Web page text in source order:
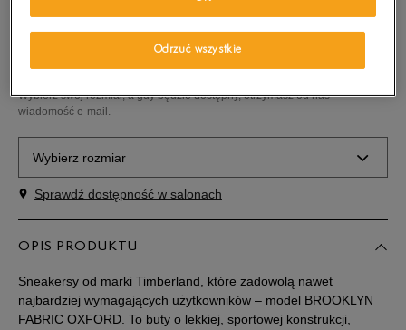
229,99zł
PRODUKT NIEDOSTĘPNY
Wybierz swój rozmiar, a gdy będzie dostępny, otrzymasz od nas
wiadomość e-mail.
Wybierz rozmiar
Rozmiary EU
41 25,5 cm
41,5 26 cm Powiadom o dostępności
Sprawdź dostępność w salonach
OPIS PRODUKTU
Sneakersy od marki Timberland, które zadowolą nawet
najbardziej wymagających użytkowników – model BROOKLYN
FABRIC OXFORD. To buty o lekkiej, sportowej konstrukcji,
Odrzuć wszystkie